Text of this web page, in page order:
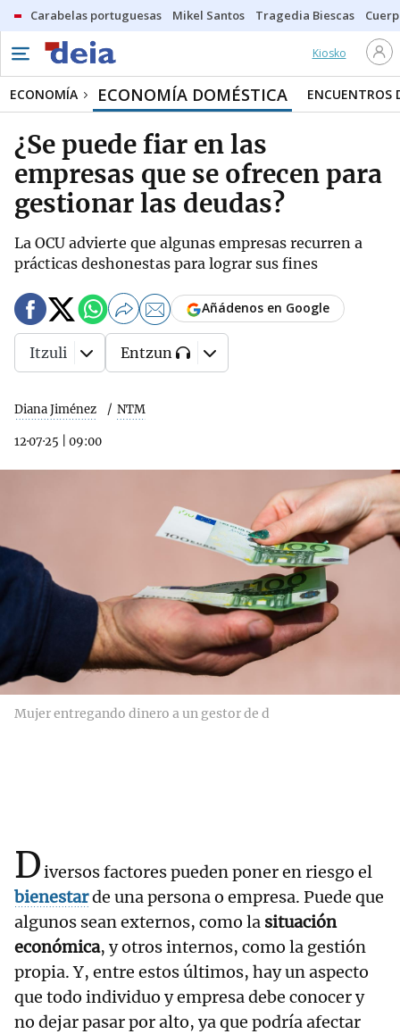
Carabelas portuguesas Mikel Santos Tragedia Biescas
Kiosko
ECONOMÍA ECONOMÍA DOMÉSTICA ENCUENTROS
¿Se puede fiar en las
empresas que se ofrecen para
gestionar las deudas?
La OCU advierte que algunas empresas recurren a
prácticas deshonestas para lograr sus fines
Diana Jiménez NTM
12·07·25 09:00
Añádenos en Google
Itzuli Entzun
Mujer entregando dinero a un gestor de d
Diversos factores pueden poner en riesgo el
bienestarde una persona o empresa. Puede que
algunos sean externos, como la situación
económica, y otros internos, como la gestión
propia. Y, entre estos últimos, hay un aspecto
que todo individuo y empresa debe conocer y
no dejar pasar por alto, ya que podría afectar